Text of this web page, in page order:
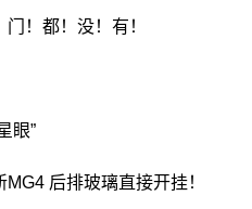
！都！没！有！
眼”
后排玻璃直接开挂！